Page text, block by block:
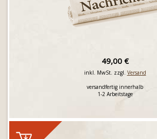
49,00 €
inkl. MwSt. zzgl. Versand
versandfertig innerhalb
1-2 Arbeitstage